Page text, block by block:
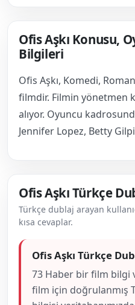
Ofis Aşkı Konusu,
Bilgileri
Ofis Aşkı, Komedi,
filmdir. Filmin yönetmen
alıyor. Oyuncu
Jennifer Lopez, Betty
Ofis Aşkı Türkçe
Türkçe dublaj arayan
kısa cevaplar.
Ofis Aşkı Türkçe
73 Haber bir film bilgi
film için doğrulanmış